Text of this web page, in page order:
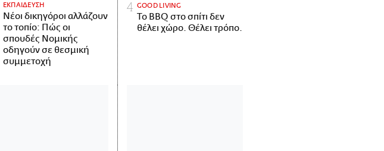
ΕΚΠΑΙΔΕΥΣΗ
Νέοι δικηγόροι αλλάζουν
το τοπίο: Πώς οι
σπουδές Νομικής
οδηγούν σε θεσμική
συμμετοχή
GOOD LIVING
Το BBQ στο σπίτι δεν
θέλει χώρο. Θέλει τρόπο.